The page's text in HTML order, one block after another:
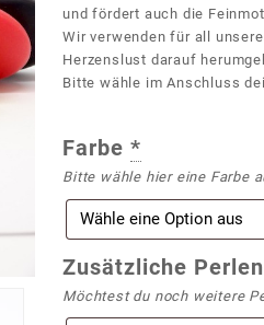
und fördert auch die
Wir verwenden für all
Herzenslust darauf
Bitte wähle im Anschluss
Farbe*
Bitte wähle hier eine Farbe
Zusätzliche Perlen
Möchtest du noch weitere